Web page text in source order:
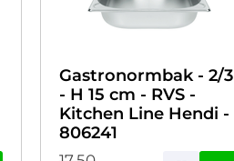
Gastronormbak - 2/3
- H 15 cm - RVS -
Kitchen Line Hendi -
806241